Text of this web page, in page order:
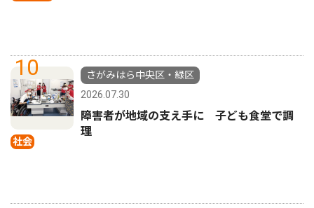
10
社会
さがみはら中央区・緑区
2026.07.30
障害者が地域の支え手に 子ども食堂で調
理